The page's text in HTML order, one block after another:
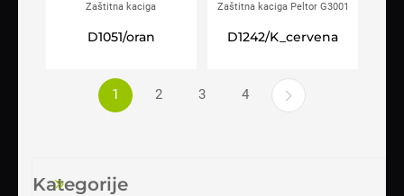
Zaštitna kaciga
narančasta
D1051/oran
Zaštitna kaciga Peltor G3001
D1242/K_cervena
1 2 3 4
Kategorije